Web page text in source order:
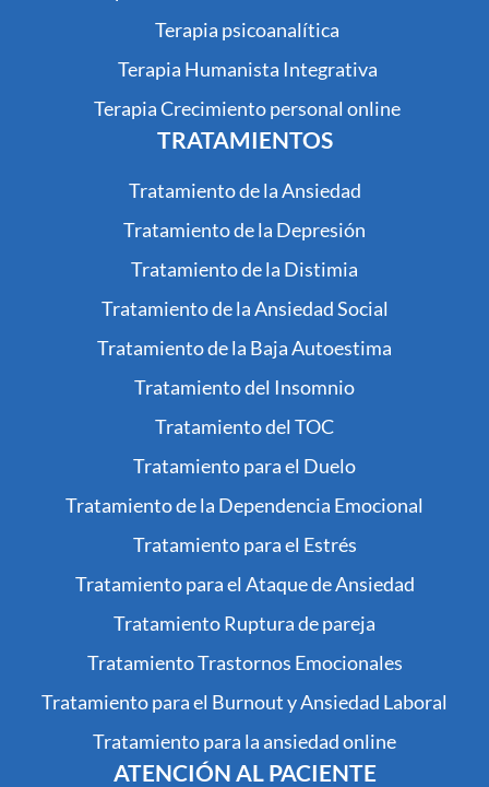
Terapia psicoanalítica
Terapia Humanista Integrativa
Terapia Crecimiento personal online
TRATAMIENTOS
Tratamiento de la Ansiedad
Tratamiento de la Depresión
Tratamiento de la Distimia
Tratamiento de la Ansiedad Social
Tratamiento de la Baja Autoestima
Tratamiento del Insomnio
Tratamiento del TOC
Tratamiento para el Duelo
Tratamiento de la Dependencia Emocional
Tratamiento para el Estrés
Tratamiento para el Ataque de Ansiedad
Tratamiento Ruptura de pareja
Tratamiento Trastornos Emocionales
Tratamiento para el Burnout y Ansiedad Laboral
Tratamiento para la ansiedad online
ATENCIÓN AL PACIENTE